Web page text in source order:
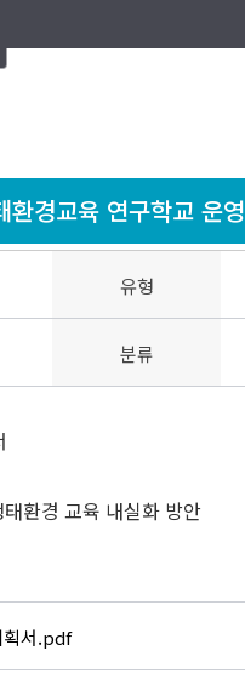
환경교육 연구학교 운
유형
분류
환경 교육 내실화 방안
획서.pdf